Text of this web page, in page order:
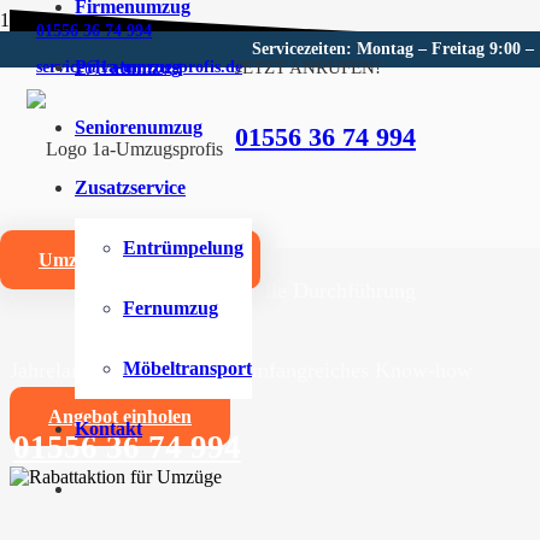
01556 36 74 994
service@1a-umzugsprofis.de
Servicezeiten: Montag – Freitag 9:00 –
JETZT ANRUFEN!
01556 36 74 994
Firmenumzug
Privatumzug
Seniorenumzug
Zusatzservice
Entrümpelung
Fernumzug
Möbeltransport
Kontakt
Umzugskostenrechner
Umzugsunternehmen für
Wir sind Ihr kompetentes Umzugsunternehmen für
Zuverlässige und professionelle Durchführung
Jahrelange Erfahrung und umfangreiches Know-how
Angebot einholen
01556 36 74 994